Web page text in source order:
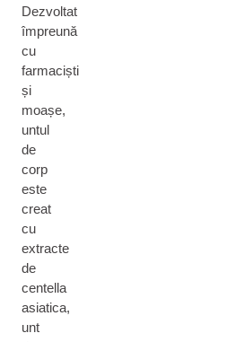
Dezvoltat
împreună
cu
farmaciști
și
moașe,
untul
de
corp
este
creat
cu
extracte
de
centella
asiatica,
unt